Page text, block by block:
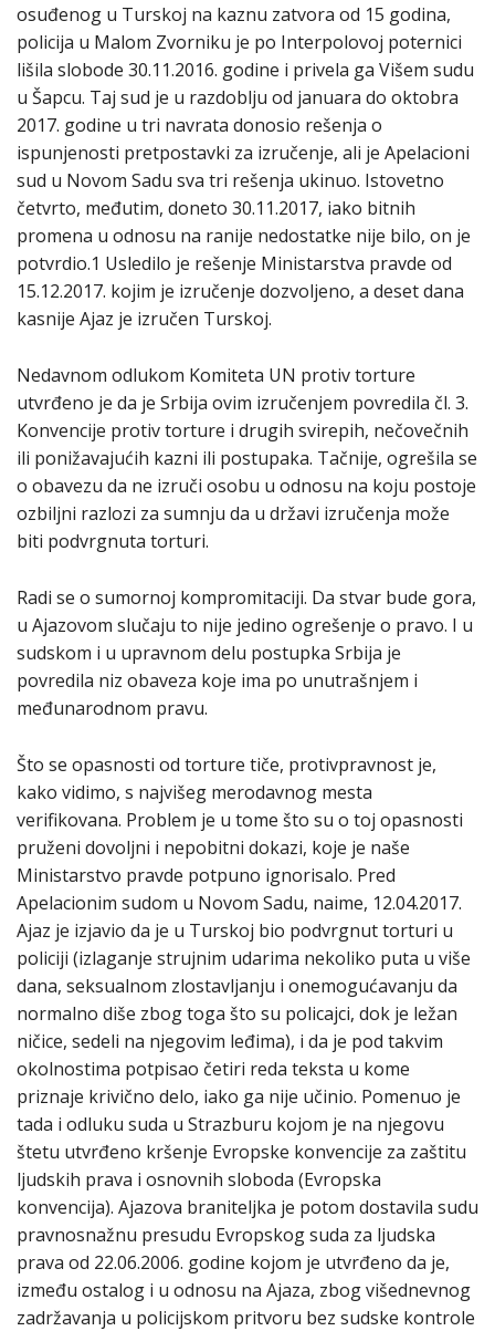
osuđenog u Turskoj na kaznu zatvora od 15 godina,
policija u Malom Zvorniku je po Interpolovoj poternici
lišila slobode 30.11.2016. godine i privela ga Višem sudu
u Šapcu. Taj sud je u razdoblju od januara do oktobra
2017. godine u tri navrata donosio rešenja o
ispunjenosti pretpostavki za izručenje, ali je Apelacioni
sud u Novom Sadu sva tri rešenja ukinuo. Istovetno
četvrto, međutim, doneto 30.11.2017, iako bitnih
promena u odnosu na ranije nedostatke nije bilo, on je
potvrdio.1 Usledilo je rešenje Ministarstva pravde od
15.12.2017. kojim je izručenje dozvoljeno, a deset dana
kasnije Ajaz je izručen Turskoj.
Nedavnom odlukom Komiteta UN protiv torture
utvrđeno je da je Srbija ovim izručenjem povredila čl. 3.
Konvencije protiv torture i drugih svirepih, nečovečnih
ili ponižavajućih kazni ili postupaka. Tačnije, ogrešila se
o obavezu da ne izruči osobu u odnosu na koju postoje
ozbiljni razlozi za sumnju da u državi izručenja može
biti podvrgnuta torturi.
Radi se o sumornoj kompromitaciji. Da stvar bude gora,
u Ajazovom slučaju to nije jedino ogrešenje o pravo. I u
sudskom i u upravnom delu postupka Srbija je
povredila niz obaveza koje ima po unutrašnjem i
međunarodnom pravu.
Što se opasnosti od torture tiče, protivpravnost je,
kako vidimo, s najvišeg merodavnog mesta
verifikovana. Problem je u tome što su o toj opasnosti
pruženi dovoljni i nepobitni dokazi, koje je naše
Ministarstvo pravde potpuno ignorisalo. Pred
Apelacionim sudom u Novom Sadu, naime, 12.04.2017.
Ajaz je izjavio da je u Turskoj bio podvrgnut torturi u
policiji (izlaganje strujnim udarima nekoliko puta u više
dana, seksualnom zlostavljanju i onemogućavanju da
normalno diše zbog toga što su policajci, dok je ležan
ničice, sedeli na njegovim leđima), i da je pod takvim
okolnostima potpisao četiri reda teksta u kome
priznaje krivično delo, iako ga nije učinio. Pomenuo je
tada i odluku suda u Strazburu kojom je na njegovu
štetu utvrđeno kršenje Evropske konvencije za zaštitu
ljudskih prava i osnovnih sloboda (Evropska
konvencija). Ajazova braniteljka je potom dostavila sudu
pravnosnažnu presudu Evropskog suda za ljudska
prava od 22.06.2006. godine kojom je utvrđeno da je,
između ostalog i u odnosu na Ajaza, zbog višednevnog
zadržavanja u policijskom pritvoru bez sudske kontrole